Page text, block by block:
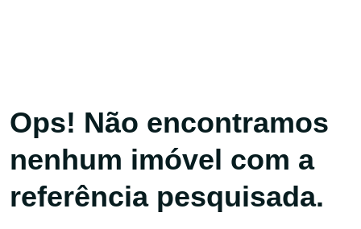
Ops! Não encontramos
nenhum imóvel com a
referência pesquisada.